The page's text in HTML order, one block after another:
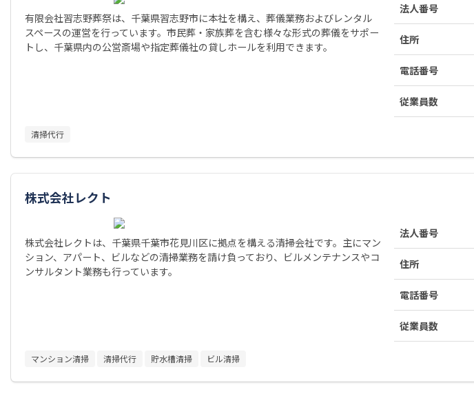
有限会社習志野葬祭は、千葉県習志野市に本社を構え、葬儀業務およびレンタル
スペースの運営を行っています。市民葬・家族葬を含む様々な形式の葬儀をサポー
トし、千葉県内の公営斎場や指定葬儀社の貸しホールを利用できます。
法人番号
住所
電話番号
従業員数
清掃代行
株式会社レクト
株式会社レクトは、千葉県千葉市花見川区に拠点を構える清掃会社です。主にマン
ション、アパート、ビルなどの清掃業務を請け負っており、ビルメンテナンスやコ
ンサルタント業務も行っています。
法人番号
住所
電話番号
従業員数
マンション清掃 清掃代行 貯水槽清掃 ビル清掃